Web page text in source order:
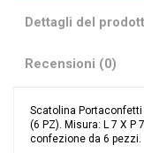
Dettagli del
Recensioni (0)
Scatolina
(6 PZ). Misura: L 7 X P
confezione da 6 pezzi.